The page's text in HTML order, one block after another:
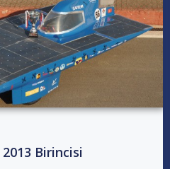
2013 Birincisi